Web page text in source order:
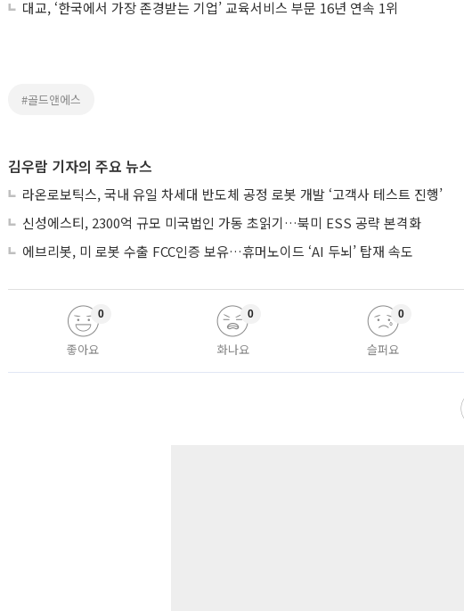
대교, ‘한국에서 가장 존경받는 기업’ 교육서비스 부문 16년 연속 1위
#골드앤에스
김우람 기자의 주요 뉴스
라온로보틱스, 국내 유일 차세대 반도체 공정 로봇 개발 ‘고객사 테스트 진행’
신성에스티, 2300억 규모 미국법인 가동 초읽기…북미 ESS 공략 본격화
에브리봇, 미 로봇 수출 FCC인증 보유…휴머노이드 ‘AI 두뇌’ 탑재 속도
좋아요
0
화나요
0
슬퍼요
0